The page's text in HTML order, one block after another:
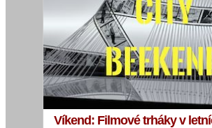
Víkend: Filmové trháky v